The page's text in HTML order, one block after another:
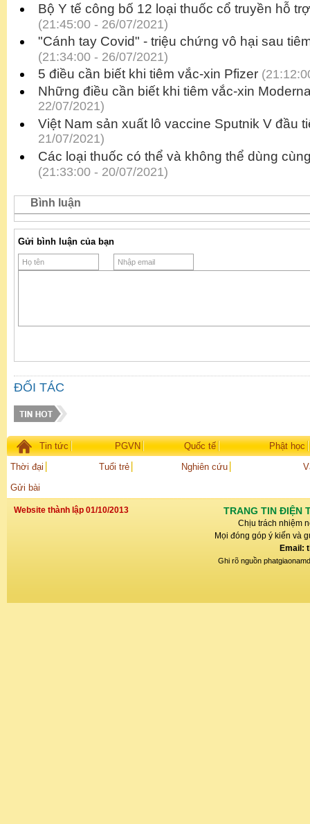
Bộ Y tế công bố 12 loại thuốc cổ truyền hỗ
(21:45:00 - 26/07/2021)
"Cánh tay Covid" - triệu chứng vô hại sau
(21:34:00 - 26/07/2021)
5 điều cần biết khi tiêm vắc-xin Pfizer
Những điều cần biết khi tiêm vắc-xin
22/07/2021)
Việt Nam sản xuất lô vaccine Sputnik V đầu
21/07/2021)
Các loại thuốc có thể và không thể dùng
(21:33:00 - 20/07/2021)
Bình luận
Gửi bình luận của bạn
ĐỐI TÁC
Tin tức PGVN Quốc tế
Phật học
Thời đại
Tuổi trẻ Nghiên cứu
Gửi bài
Website thành lập 01/10/2013 TRANG TIN ĐIỆN
Chịu trách nhiệm
Mọi đóng góp ý kiến và
Email:
Ghi rõ nguồn